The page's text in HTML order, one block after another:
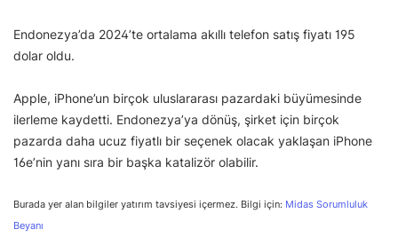
Endonezya’da 2024’te ortalama akıllı telefon satış fiyatı 195
dolar oldu.
Apple, iPhone’un birçok uluslararası pazardaki büyümesinde
ilerleme kaydetti. Endonezya’ya dönüş, şirket için birçok
pazarda daha ucuz fiyatlı bir seçenek olacak yaklaşan iPhone
16e’nin yanı sıra bir başka katalizör olabilir.
Burada yer alan bilgiler yatırım tavsiyesi içermez. Bilgi için: Midas Sorumluluk
Beyanı